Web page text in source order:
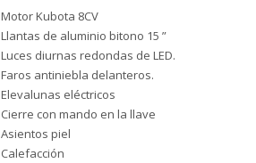
Motor Kubota 8CV
Llantas de aluminio bitono 15 ”
Luces diurnas redondas de LED.
Faros antiniebla delanteros.
Elevalunas eléctricos
Cierre con mando en la llave
Asientos piel
Calefacción